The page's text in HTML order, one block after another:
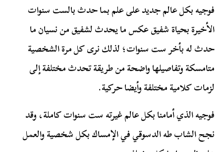
فوجيه بكل عالم جديد على علم بما حدث بالست سنوات
الأخيرة بحياة شفيق عكس ما يحدث لشفيق من نسيان ما
حدث له بأخر ست سنوات؛ لذلك نرى كل مرة الشخصية
متامسكة وتفاصيلها واضحة من طريقة تحدث مختلفة إلى
لزمات كلامية مختلفة وأيضا حركية.
فوجيه الذي أمامنا بكل عالم غيرته ست سنوات كاملة، وقد
نجح الشاب طه الدسوقي في الإمساك بكل شخصية والعمل